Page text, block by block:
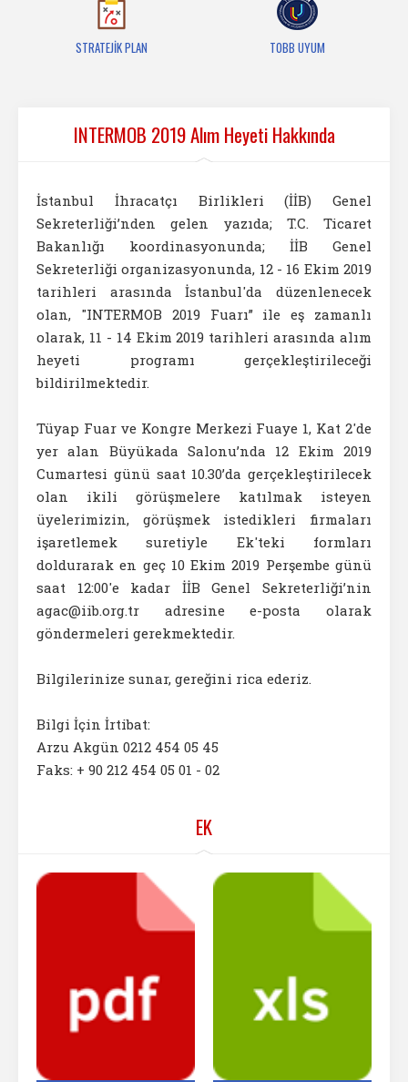
STRATEJİK PLAN TOBB UYUM
INTERMOB 2019 Alım Heyeti Hakkında
İstanbul İhracatçı Birlikleri (İİB) Genel
Sekreterliği’nden gelen yazıda; T.C. Ticaret
Bakanlığı koordinasyonunda; İİB Genel
Sekreterliği organizasyonunda, 12 - 16 Ekim 2019
tarihleri arasında İstanbul'da düzenlenecek
olan, "INTERMOB 2019 Fuarı” ile eş zamanlı
olarak, 11 - 14 Ekim 2019 tarihleri arasında alım
heyeti programı gerçekleştirileceği
bildirilmektedir.
Tüyap Fuar ve Kongre Merkezi Fuaye 1, Kat 2'de
yer alan Büyükada Salonu’nda 12 Ekim 2019
Cumartesi günü saat 10.30’da gerçekleştirilecek
olan ikili görüşmelere katılmak isteyen
üyelerimizin, görüşmek istedikleri firmaları
işaretlemek suretiyle Ek'teki formları
doldurarak en geç 10 Ekim 2019 Perşembe günü
saat 12:00'e kadar İİB Genel Sekreterliği’nin
agac@iib.org.tr adresine e-posta olarak
göndermeleri gerekmektedir.
Bilgilerinize sunar, gereğini rica ederiz.
Bilgi İçin İrtibat:
Arzu Akgün 0212 454 05 45
Faks: + 90 212 454 05 01 - 02
EK